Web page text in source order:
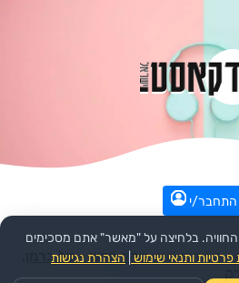
התחבר/י
>>הפודקאסט: בוקר חדש - טל ברמן,
בלחיצה על "מאשר" אתם מסכימים
פרטיות ותנאי שימוש הצהרת נגישות